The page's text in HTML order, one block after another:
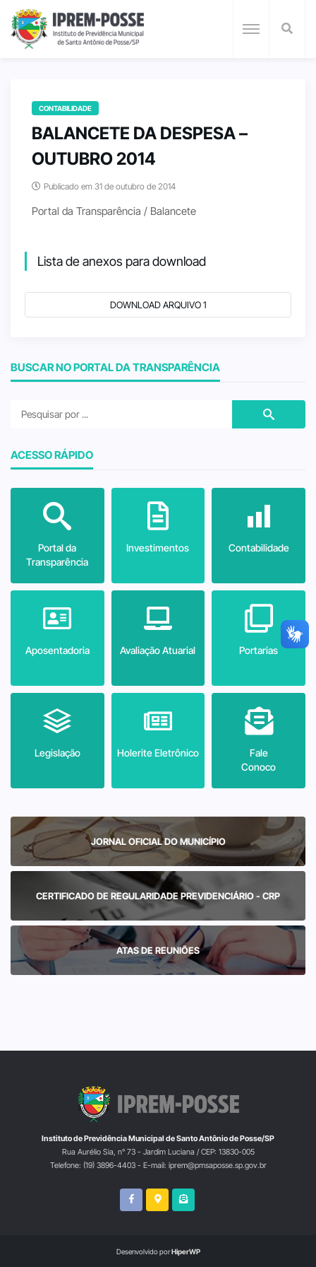
CONTABILIDADE
BALANCETE DA DESPESA –
OUTUBRO 2014
Publicado em 31 de outubro de 2014
Portal da Transparência / Balancete
Lista de anexos para download
DOWNLOAD ARQUIVO 1
BUSCAR NO PORTAL DA TRANSPARÊNCIA
ACESSO RÁPIDO
Portal da
Transparência
Investimentos Contabilidade
Aposentadoria Avaliação Atuarial Portarias
Legislação Holerite Eletrônico
Fale
Conoco
JORNAL OFICIAL DO MUNICÍPIO
CERTIFICADO DE REGULARIDADE PREVIDENCIÁRIO - CRP
ATAS DE REUNIÕES
Instituto de Previdência Municipal de Santo Antônio de Posse/SP
Rua Aurélio Sia, n° 73 - Jardim Luciana / CEP: 13830-005
Telefone: (19) 3896-4403 - E-mail: iprem@pmsaposse.sp.gov.br
Desenvolvido porHiperWP